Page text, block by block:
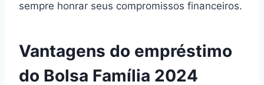
sempre honrar seus compromissos financeiros.
Vantagens do empréstimo
do Bolsa Família 2024